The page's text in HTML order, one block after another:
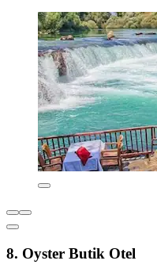
8. Oyster Butik Otel